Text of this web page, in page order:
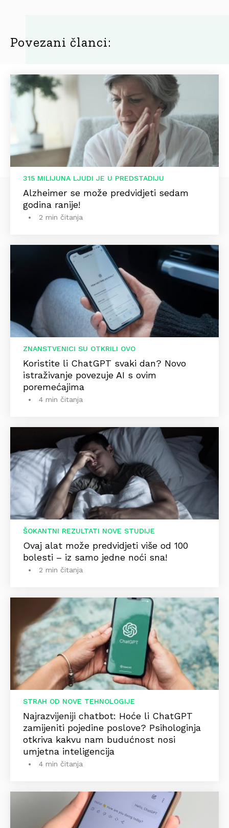
Povezani članci:
315 MILIJUNA LJUDI JE U PREDSTADIJU
Alzheimer se može predvidjeti sedam
godina ranije!
2 min čitanja
ZNANSTVENICI SU OTKRILI OVO
Koristite li ChatGPT svaki dan? Novo
istraživanje povezuje AI s ovim
poremećajima
4 min čitanja
ŠOKANTNI REZULTATI NOVE STUDIJE
Ovaj alat može predvidjeti više od 100
bolesti – iz samo jedne noći sna!
2 min čitanja
STRAH OD NOVE TEHNOLOGIJE
Najrazvijeniji chatbot: Hoće li ChatGPT
zamijeniti pojedine poslove? Psihologinja
otkriva kakvu nam budućnost nosi
umjetna inteligencija
4 min čitanja